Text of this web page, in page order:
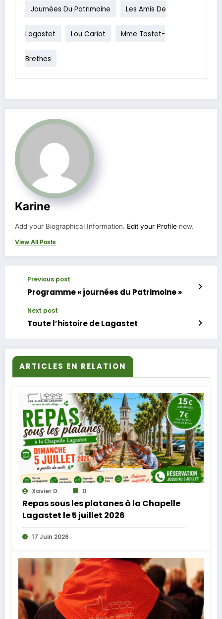
Journées Du Patrimoine Les Amis De
Lagastet Lou Cariot Mme Tastet-
Brethes
Karine
Add your Biographical Information. Edit your Profile now.
View All Posts
Previous post
Programme « journées du Patrimoine »
Next post
Toute l’histoire de Lagastet
ARTICLES EN RELATION
Xavier D. 0
Repas sous les platanes à la Chapelle
Lagastet le 5 juillet 2026
17 Juin 2026